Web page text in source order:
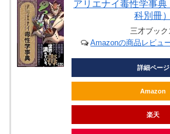
アリエナイ毒性学事
科別冊）
三才ブック
Amazonの商品レビュ
詳細ページ
Amazon
楽天